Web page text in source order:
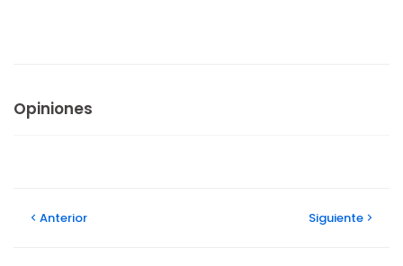
Opiniones
Anterior Siguiente